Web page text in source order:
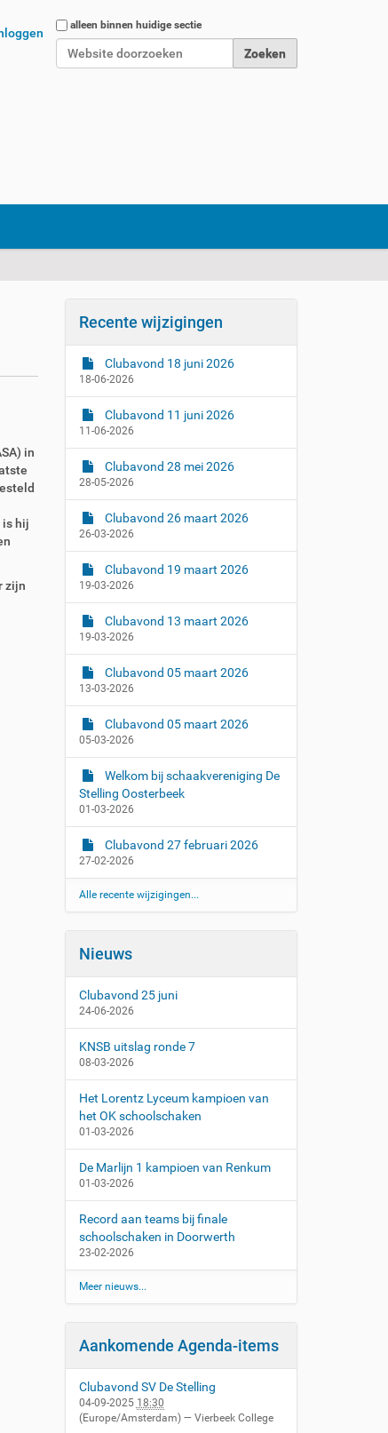
Zoekalleen binnen huidige sectie
in
is hij
zijn
Recente wijzigingen
Clubavond 18 juni 2026
18-06-2026
Clubavond 11 juni 2026
11-06-2026
Clubavond 28 mei 2026
28-05-2026
Clubavond 26 maart 2026
26-03-2026
Clubavond 19 maart 2026
19-03-2026
Clubavond 13 maart 2026
19-03-2026
Clubavond 05 maart 2026
13-03-2026
Clubavond 05 maart 2026
05-03-2026
Welkom bij schaakvereniging De
Stelling Oosterbeek
01-03-2026
Clubavond 27 februari 2026
27-02-2026
Alle recente wijzigingen...
Nieuws
Clubavond 25 juni
24-06-2026
KNSB uitslag ronde 7
08-03-2026
Het Lorentz Lyceum kampioen van
het OK schoolschaken
01-03-2026
De Marlijn 1 kampioen van Renkum
01-03-2026
Record aan teams bij finale
schoolschaken in Doorwerth
23-02-2026
Meer nieuws...
Aankomende Agenda-items
Clubavond SV De Stelling
04-09-2025 18:30
(Europe/Amsterdam) — Vierbeek College